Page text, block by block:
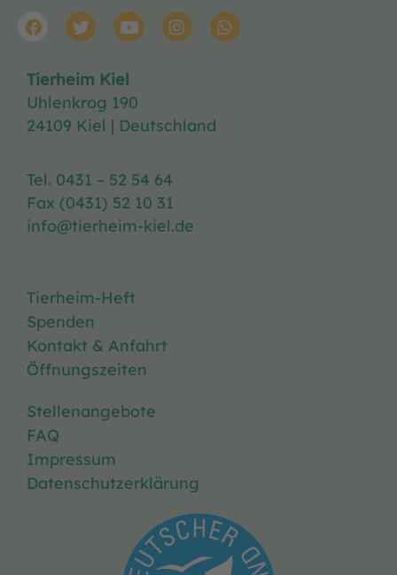
Tierheim Kiel
Uhlenkrog 190
24109 Kiel | Deutschland
Tel. 0431 – 52 54 64
Fax (0431) 52 10 31
info@tierheim-kiel.de
Tierheim-Heft
Spenden
Kontakt & Anfahrt
Öffnungszeiten
Stellenangebote
FAQ
Impressum
Datenschutzerklärung